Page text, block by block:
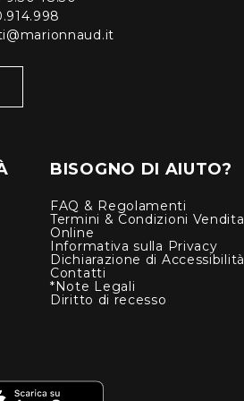
BISOGNO DI AIUTO?
FAQ & Regolamenti
Termini & Condizioni Vendita
Online
Informativa sulla Privacy
Dichiarazione di Accessibilità
Contatti
*Note Legali
Diritto di recesso